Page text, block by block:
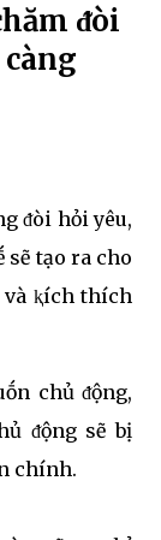
ᵭòi
ᵭòi hỏi yêu,
sẽ tạo ra cho
và ⱪích thích
chủ ᵭộng,
ᵭộng sẽ bị
chính.